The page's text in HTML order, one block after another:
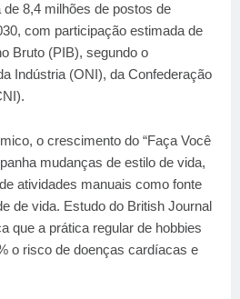
8,4 milhões de postos de
com participação estimada de
Bruto (PIB), segundo o
Indústria (ONI), da Confederação
o crescimento do “Faça Você
mudanças de estilo de vida,
atividades manuais como fonte
de vida. Estudo do British Journal
que a prática regular de hobbies
o risco de doenças cardíacas e